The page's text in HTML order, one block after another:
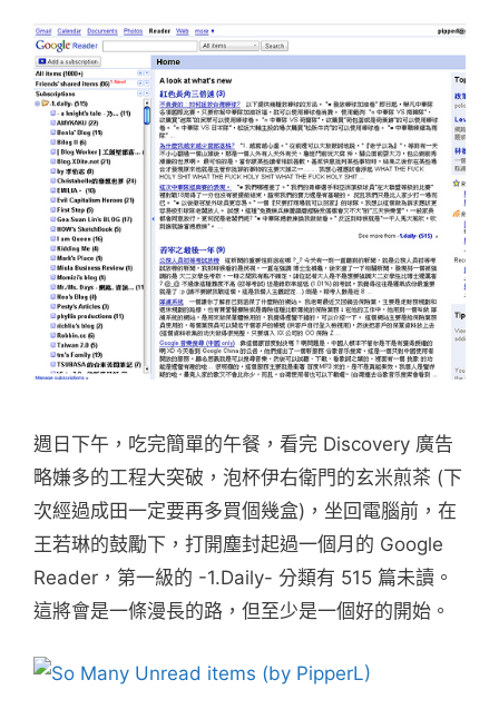
週日下午，吃完簡單的午餐，看完 Discovery 廣告
略嫌多的工程大突破，泡杯伊右衛門的玄米煎茶 (下
次經過成田一定要再多買個幾盒)，坐回電腦前，在
王若琳的鼓勵下，打開塵封起過一個月的 Google
Reader，第一級的 -1.Daily- 分類有 515 篇未讀。
這將會是一條漫長的路，但至少是一個好的開始。